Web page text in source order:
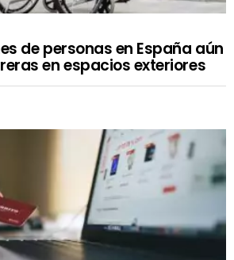
de personas en España aún
en espacios exteriores